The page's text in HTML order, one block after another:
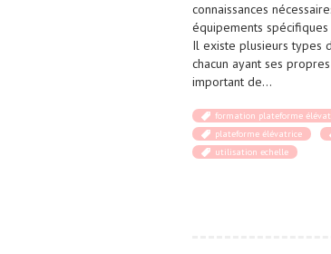
connaissances
équipements
Il existe plusieurs types
chacun ayant ses
important de…
formation plateforme
plateforme élévatrice
utilisation echelle